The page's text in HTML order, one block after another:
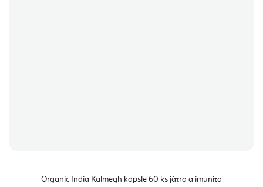
Organic India Kalmegh kapsle 60 ks játra a imunita